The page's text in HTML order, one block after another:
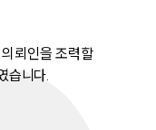
뢰인을 조력할
습니다.